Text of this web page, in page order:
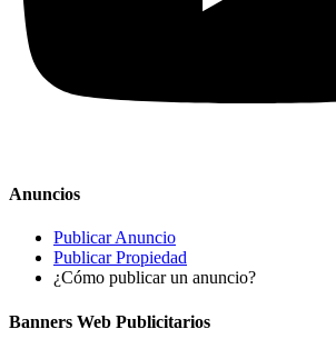
Anuncios
Publicar Anuncio
Publicar Propiedad
¿Cómo publicar un anuncio?
Banners Web Publicitarios